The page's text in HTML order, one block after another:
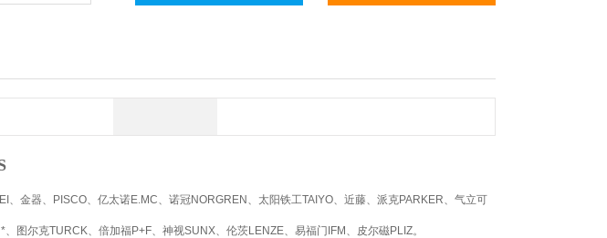
、金器、 PISCO、亿太诺E.MC、诺冠NORGREN 、太阳铁工TAIYO、近藤、派克PARKER、气立可
*、图尔克TURCK、倍加福P+F、神视SUNX、伦茨LENZE、易福门 IFM 、皮尔磁PLIZ。